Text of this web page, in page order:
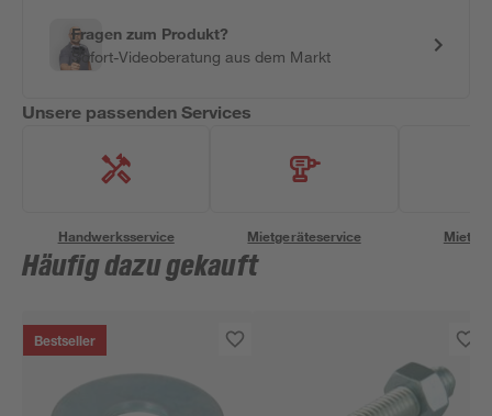
Fragen zum Produkt?
Sofort-Videoberatung aus dem Markt
Unsere passenden Services
Handwerksservice Mietgeräteservice
Häufig dazu gekauft
Bestseller